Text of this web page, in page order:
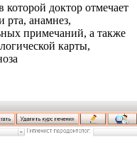
доктор отмечает
рта, анамнез,
примечаний, а также
карты,